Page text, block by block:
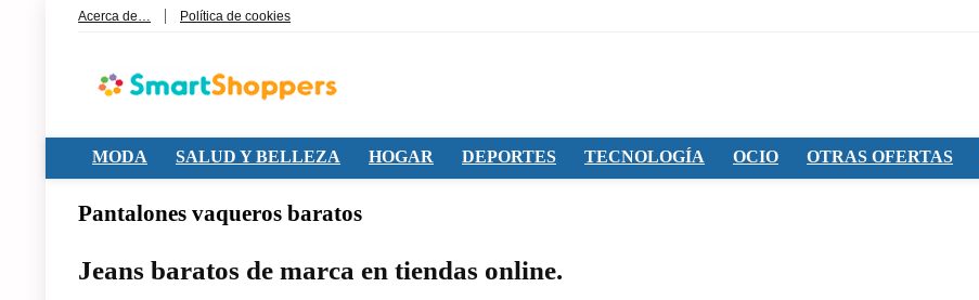
Acerca de… Política de cookies
MODA SALUD Y BELLEZA HOGAR DEPORTES TECNOLOGÍA OCIO OTRAS OFERTAS
Pantalones vaqueros baratos
Jeans baratos de marca en tiendas online.